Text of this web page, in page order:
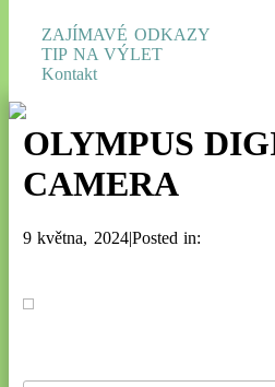
ZAJÍMAVÉ ODKAZY
TIP NA VÝLET
Kontakt
OLYMPUS
CAMERA
9 května, 2024|Posted in: